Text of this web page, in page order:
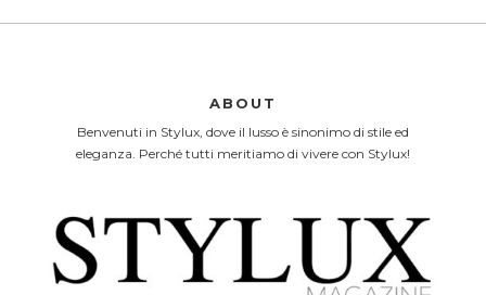
ABOUT
Benvenuti in Stylux, dove il lusso è sinonimo di stile ed
eleganza. Perché tutti meritiamo di vivere con Stylux!